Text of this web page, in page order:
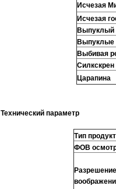
Исчезая
Исчезая
Выпуклый
Выпуклые
Выбивая
Силкскрен
Царапина
Технический параметр
Тип
ФОВ
Разрешение